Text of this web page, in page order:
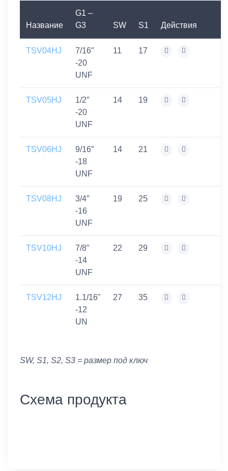
Название
G1 –
G3
SW S1 Действия
TSV04HJ
7/16″
-20
UNF
11 17
TSV05HJ
1/2″
-20
UNF
14 19
TSV06HJ
9/16″
-18
UNF
14 21
TSV08HJ
3/4″
-16
UNF
19 25
TSV10HJ
7/8″
-14
UNF
22 29
TSV12HJ
1.1/16"
-12
UN
27 35
SW, S1, S2, S3 = размер под ключ
Схема продукта